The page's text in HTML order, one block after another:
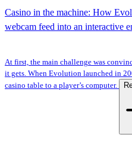
Casino in the machine: How
webcam feed into an interactive
At first, the main challenge was
it gets. When Evolution launched in
casino table to a player’s computer.